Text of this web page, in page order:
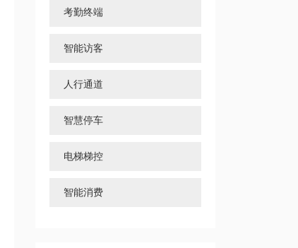
考勤终端
智能访客
人行通道
智慧停车
电梯梯控
智能消费